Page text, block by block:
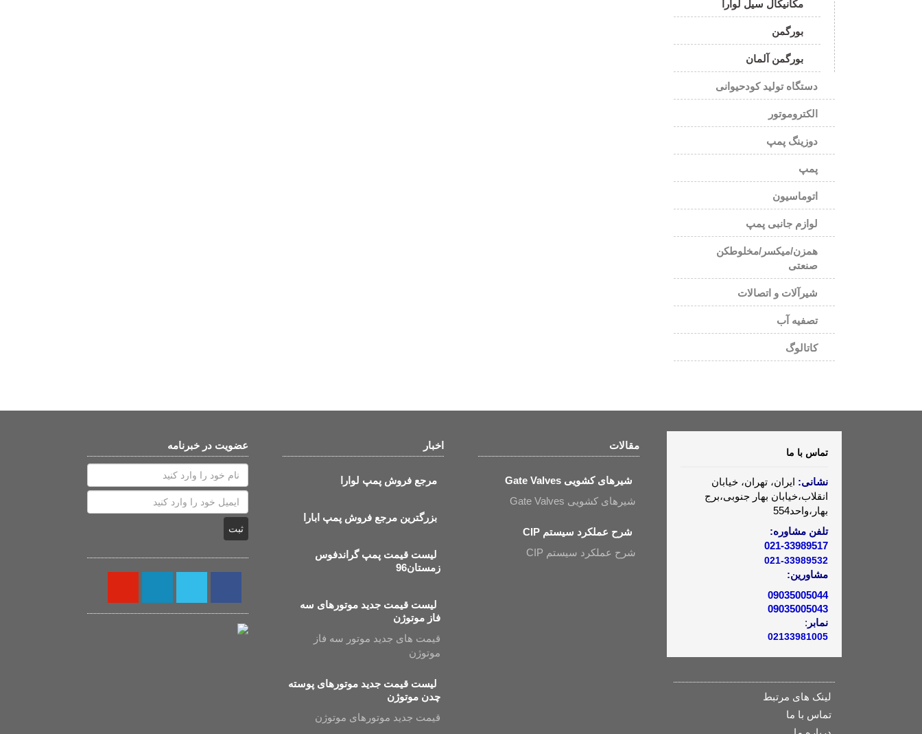
مکانیکال سیل لوارا
بورگمن
بورگمن آلمان
دستگاه تولید کودحیوانی
الکتروموتور
دوزینگ پمپ
پمپ
اتوماسیون
لوازم جانبی پمپ
همزن/میکسر/مخلوطکن
صنعتی
شیرآلات و اتصالات
تصفیه آب
کاتالوگ
تماس با ما
نشانی: ایران، تهران، خیابان
انقلاب،خیابان بهار جنوبی،برج
بهار،واحد554
تلفن مشاوره:
021-33989517
021-33989532
مشاورین:
09035005044
09035005043
نمابر :
02133981005
لینک های مرتبط
تماس با ما
مقالات
شیرهای کشویی Gate Valves
شیرهای کشویی Gate Valves
شرح عملکرد سیستم CIP
شرح عملکرد سیستم CIP
اخبار
مرجع فروش پمپ لوارا
بزرگترین مرجع فروش پمپ ابارا
لیست قیمت پمپ گراندفوس
زمستان96
لیست قیمت جدید موتورهای سه
فاز موتوژن
قیمت های جدید موتور سه فاز
موتوژن
لیست قیمت جدید موتورهای پوسته
چدن موتوژن
قیمت جدید موتورهای موتوژن
عضویت در خبرنامه
ثبت